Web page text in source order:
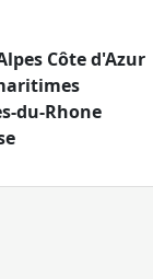
Côte d'Azur
du-Rhone